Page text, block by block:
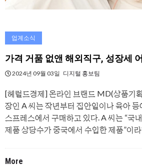
업계소식
가격 거품 없앤 해외직구, 성장세
2024년 09월 03일 디지털 홍보팀
[헤럴드경제] 온라인 브랜드 MD(상품기
장인 A 씨는 작년부터 집안일이나 육아
스프레스에서 구매하고 있다. A 씨는 “국
제품 상당수가 중국에서 수입한 제품”이
More